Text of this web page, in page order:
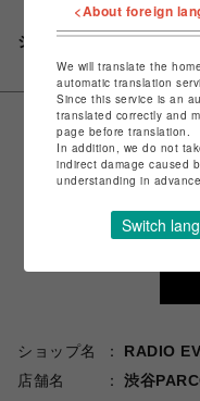
シェアする
ショップ名
RADIO
店舗名
渋谷
<About foreign
We will translate the
automatic translation
Since this service is an
translated correctly and
page before translation.
In addition, we do not
indirect damage caused
understanding in
Switch